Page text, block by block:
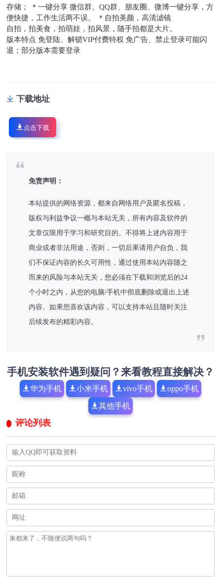
存储； ＊一键分享 微信群、QQ群、朋友圈、微博一键分享，方
便快捷，工作生活两不误。 ＊自拍美颜，高清滤镜
自拍，拍美食，拍萌娃，拍风景，随手拍都是大片。
版本特点 免登陆、解锁VIP付费特权 免广告、禁止登录可能闪
退；部分版本需要登录
下载地址
点击下载
免责声明：
本站提供的网络资源，都来自网络用户及匿名投稿，
版权与利益争议一概与本站无关，所有内容及软件的
文章仅限用于学习和研究目的。不得将上述内容用于
商业或者非法用途，否则，一切后果请用户自负，我
们不保证内容的长久可用性，通过使用本站内容随之
而来的风险与本站无关，您必须在下载和浏览后的24
个小时之内，从您的电脑/手机中彻底删除或退出上述
内容。如果您喜欢该内容，可以支持本站且随时关注
后续发布的精彩内容。
手机安装软件遇到疑问？来看教程直接解决？
华为手机 小米手机 vivo手机 oppo手机
其他手机
评论列表